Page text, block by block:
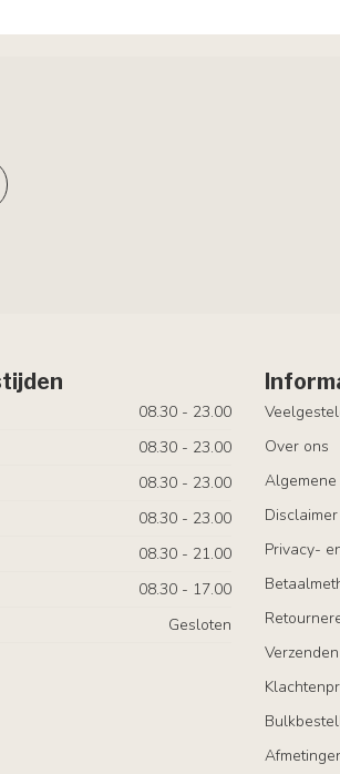
08.30 - 23.00
08.30 - 23.00
08.30 - 23.00
08.30 - 23.00
08.30 - 21.00
08.30 - 17.00
Gesloten
Over ons
Disclaimer
Privacy-